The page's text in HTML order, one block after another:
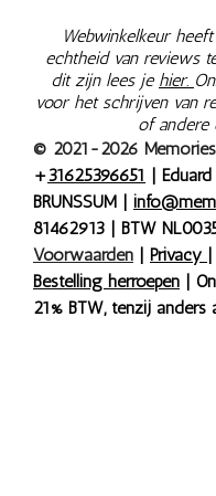
Webwinkelkeur
echtheid van reviews
dit zijn lees je hier.
voor het schrijven van
of andere
© 2021-2026
+31625396651
|
BRUNSSUM |
81462913 | BTW
Voorwaarden
Privacy
Bestelling herroepen |
21% BTW, tenzij anders